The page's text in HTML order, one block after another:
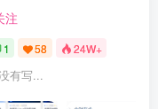
注
1 58 24W+
有写...